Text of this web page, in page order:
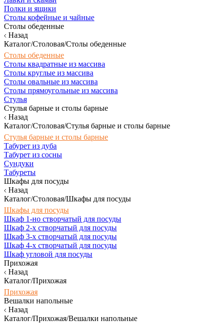
Полки и ящики
Столы кофейные и чайные
Столы обеденные
Назад
Каталог/Столовая/Столы обеденные
Столы обеденные
Столы квадратные из массива
Столы круглые из массива
Столы овальные из массива
Столы прямоугольные из массива
Стулья
Стулья барные и столы барные
Назад
Каталог/Столовая/Стулья барные и столы барные
Стулья барные и столы барные
Табурет из дуба
Табурет из сосны
Сундуки
Табуреты
Шкафы для посуды
Назад
Каталог/Столовая/Шкафы для посуды
Шкафы для посуды
Шкаф 1-но створчатый для посуды
Шкаф 2-х створчатый для посуды
Шкаф 3-х створчатый для посуды
Шкаф 4-х створчатый для посуды
Шкаф угловой для посуды
Прихожая
Назад
Каталог/Прихожая
Прихожая
Вешалки напольные
Назад
Каталог/Прихожая/Вешалки напольные